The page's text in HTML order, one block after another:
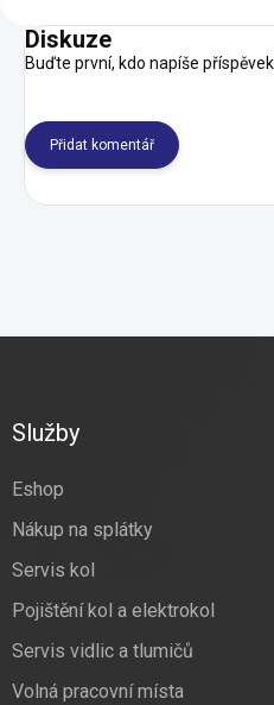
Diskuze
Buďte první, kdo napíše
Přidat komentář
Služby
Eshop
Nákup na splátky
Servis kol
Pojištění kol a elektrokol
Servis vidlic a tlumičů
Volná pracovní místa